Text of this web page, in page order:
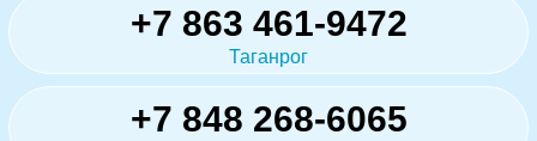
+7 863 461-9472
Таганрог
+7 848 268-6065